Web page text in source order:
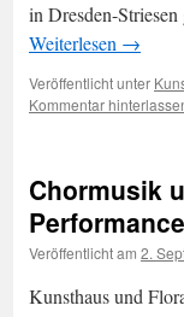
in Dresden-
Weiterlesen →
Veröffentlicht unter
Kommentar
Chormusik
Veröffentlicht am 2.
Kunsthaus und